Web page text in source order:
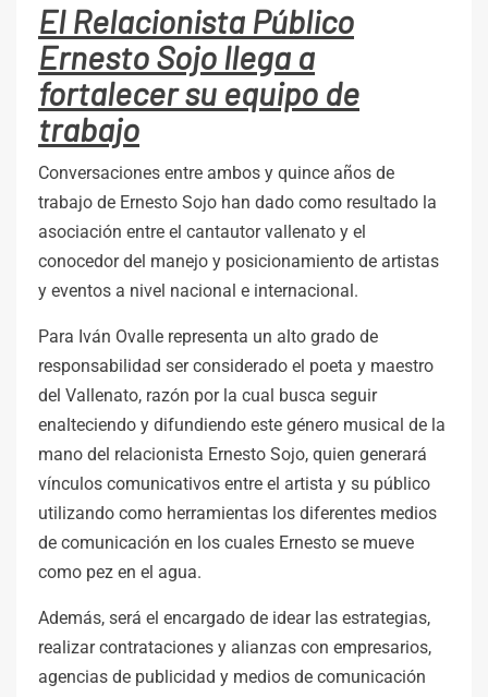
El Relacionista Público
Ernesto Sojo llega a
fortalecer su equipo de
trabajo
Conversaciones entre ambos y quince años de
trabajo de Ernesto Sojo han dado como resultado la
asociación entre el cantautor vallenato y el
conocedor del manejo y posicionamiento de artistas
y eventos a nivel nacional e internacional.
Para Iván Ovalle representa un alto grado de
responsabilidad ser considerado el poeta y maestro
del Vallenato, razón por la cual busca seguir
enalteciendo y difundiendo este género musical de la
mano del relacionista Ernesto Sojo, quien generará
vínculos comunicativos entre el artista y su público
utilizando como herramientas los diferentes medios
de comunicación en los cuales Ernesto se mueve
como pez en el agua.
Además, será el encargado de idear las estrategias,
realizar contrataciones y alianzas con empresarios,
agencias de publicidad y medios de comunicación